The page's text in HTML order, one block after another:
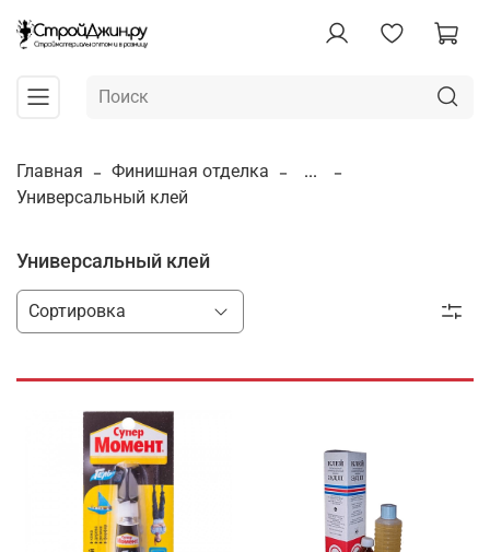
Главная Финишная отделка
...
Универсальный клей
Универсальный клей